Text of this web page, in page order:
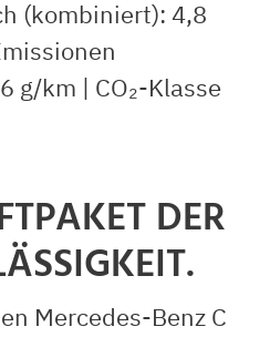
(kombiniert): 4,8
g/km | CO₂-Klasse
DER
Mercedes-Benz C